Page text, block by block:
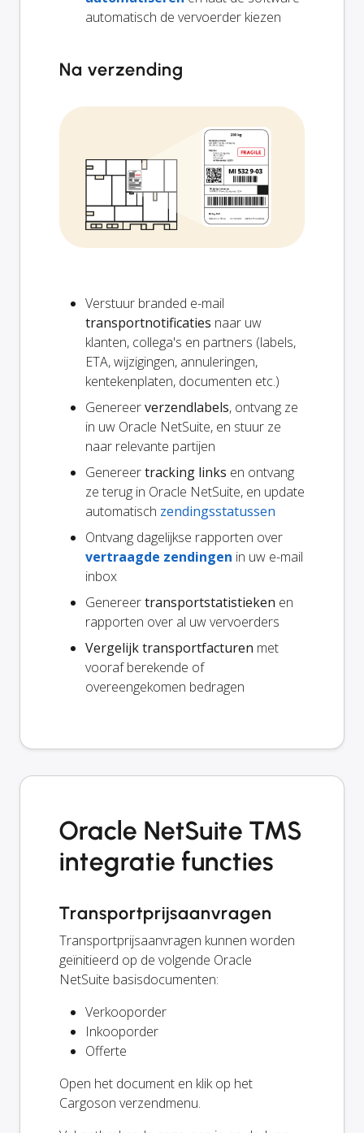
automatisch de vervoerder kiezen
Na verzending
Verstuur branded e-mail
transportnotificaties naar uw
klanten, collega's en partners (labels,
ETA, wijzigingen, annuleringen,
kentekenplaten, documenten etc.)
Genereerverzendlabels, ontvang ze
in uw Oracle NetSuite, en stuur ze
naar relevante partijen
Genereertracking links en ontvang
ze terug in Oracle NetSuite, en update
automatisch zendingsstatussen
Ontvang dagelijkse rapporten over
vertraagde zendingen in uw e-mail
inbox
Genereertransportstatistieken en
rapporten over al uw vervoerders
Vergelijk transportfacturen met
vooraf berekende of
overeengekomen bedragen
Oracle NetSuite TMS
integratie functies
Transportprijsaanvragen
Transportprijsaanvragen kunnen worden
geïnitieerd op de volgende Oracle
NetSuite basisdocumenten:
Verkooporder
Inkooporder
Offerte
Open het document en klik op het
Cargoson verzendmenu.